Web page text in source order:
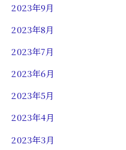
2023年9月
2023年8月
2023年7月
2023年6月
2023年5月
2023年4月
2023年3月